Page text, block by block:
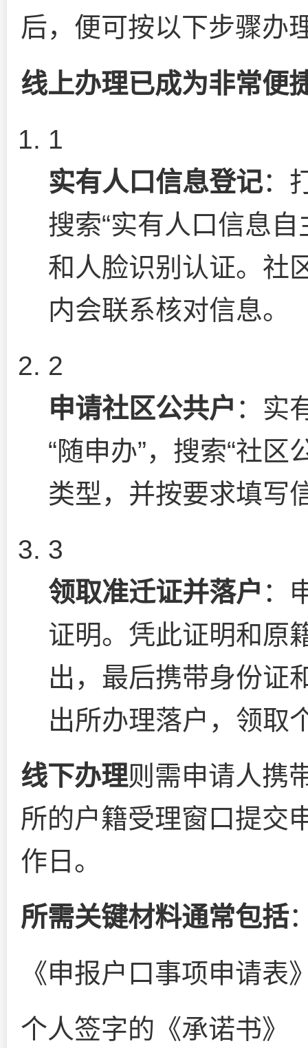
后，便可按以下步骤办
线上办理已成为非常便
1
实有人口信息登记：
搜索“实有人口信息
和人脸识别认证。社
内会联系核对信息。
2
申请社区公共户 ：实
“随申办”，搜索“社
类型，并按要求填写
3
领取准迁证并落户 ：
证明。凭此证明和原
出，最后携带身份证
出所办理落户，领取
线下办理则需申请人携
所的户籍受理窗口提交
作日。
所需关键材料通常包括
《申报户口事项申请表
个人签字的《承诺书》